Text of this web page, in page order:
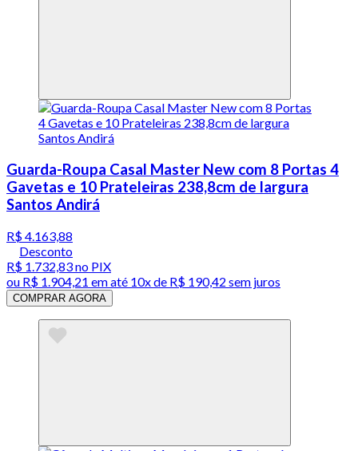
Guarda-Roupa Casal Master New com 8 Portas 4
Gavetas e 10 Prateleiras 238,8cm de largura
Santos Andirá
R$ 4.163,88
Desconto
R$ 1.732,83no PIX
ou R$ 1.904,21 em até 10x de R$ 190,42 sem juros
COMPRAR AGORA